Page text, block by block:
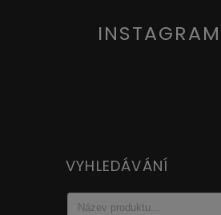
INSTAGRAM
VYHLEDÁVÁNÍ